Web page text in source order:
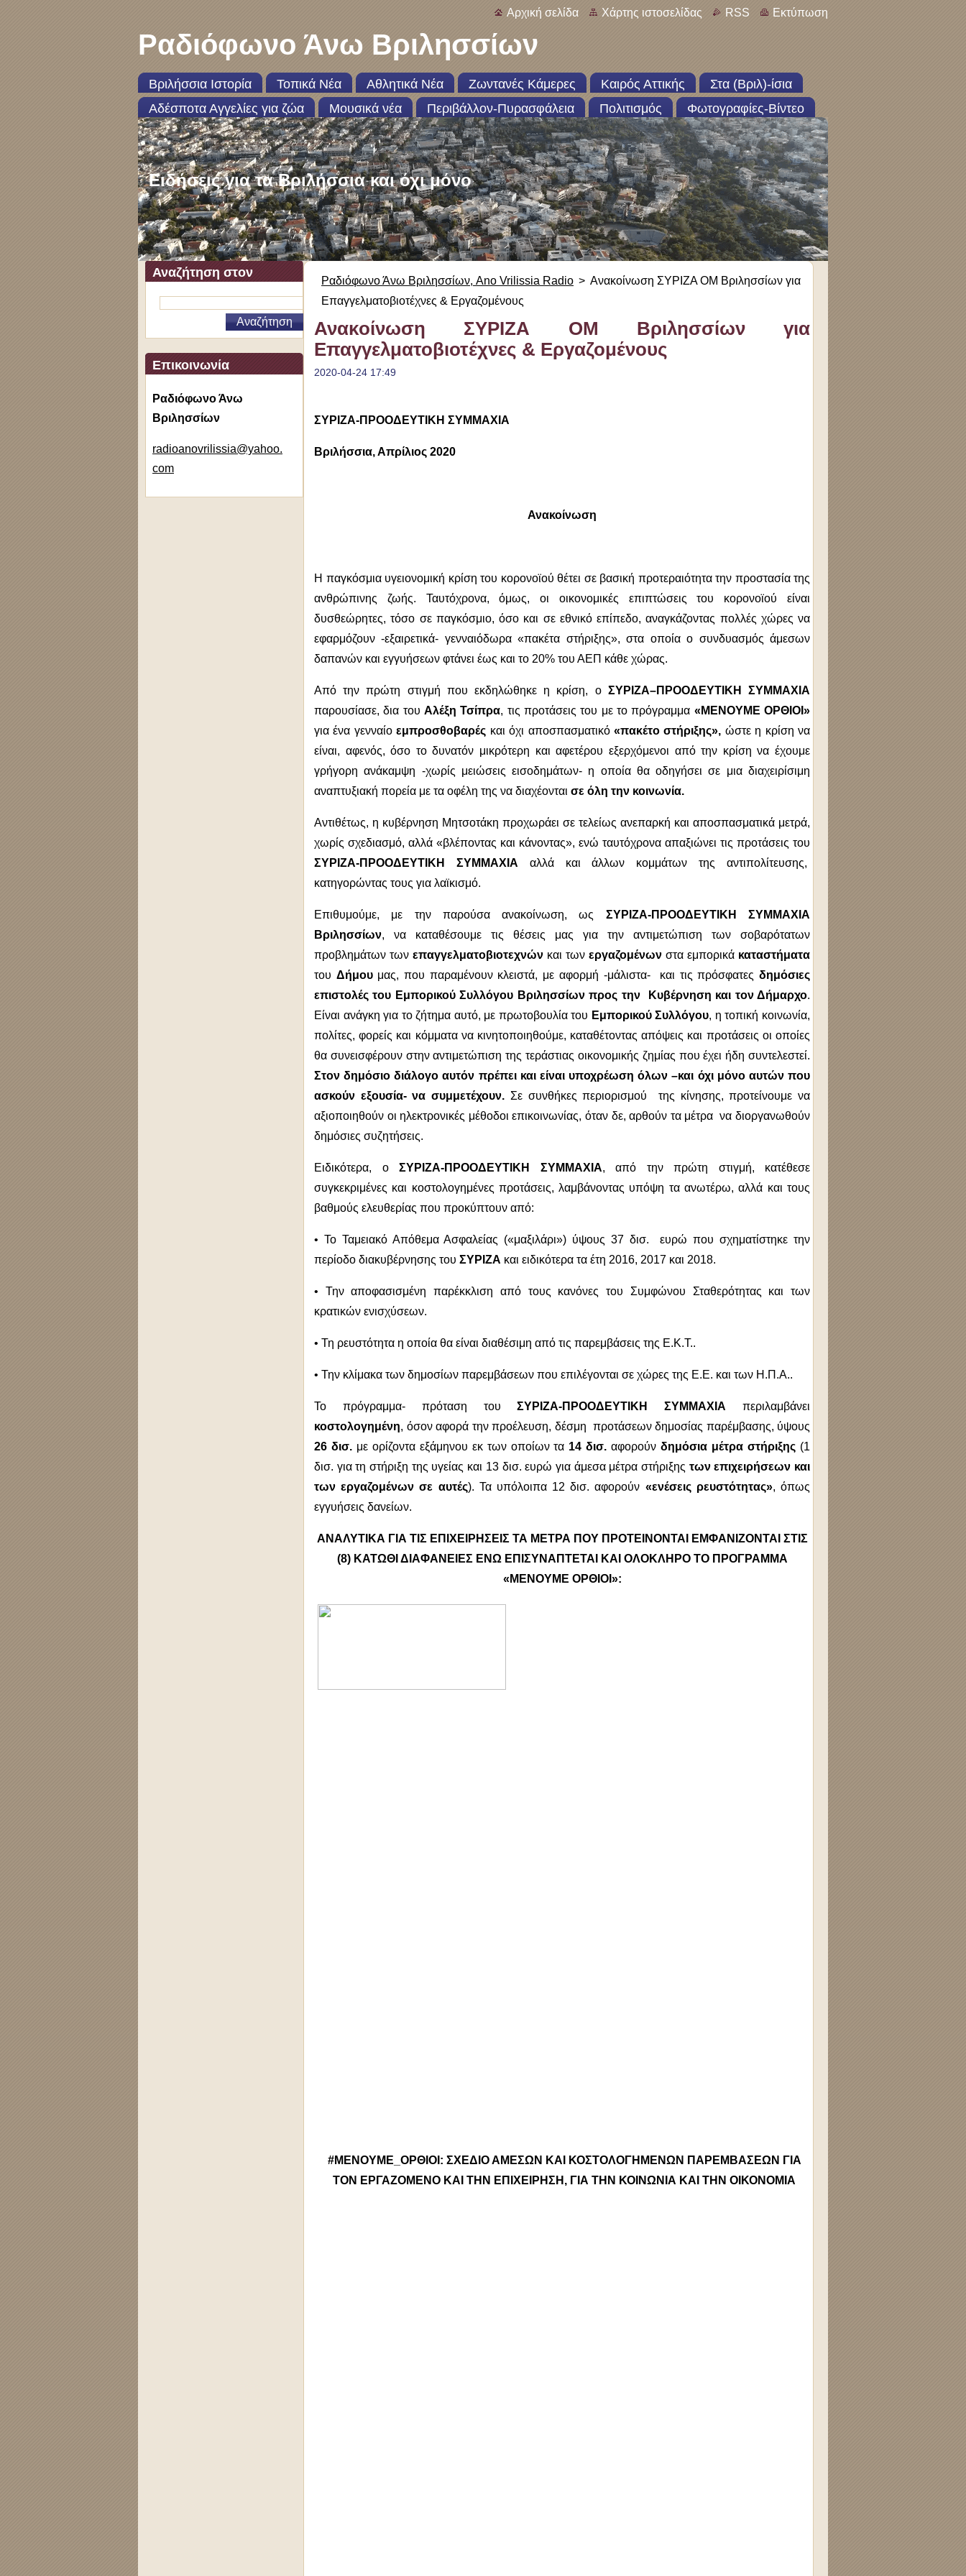
Αρχική σελίδα Χάρτης ιστοσελίδας RSS Εκτύπωση
Ραδιόφωνο Άνω Βριλησσίων
Βριλήσσια Ιστορία Τοπικά Νέα Αθλητικά Νέα Ζωντανές Κάμερες Καιρός Αττικής
Στα (Βριλ)-ίσια
Αδέσποτα Αγγελίες για ζώα
Μουσικά νέα Περιβάλλον-Πυρασφάλεια Πολιτισμός Φωτογραφίες-Βίντεο
Ειδήσεις για τα Βριλήσσια και όχι μόνο
Αναζήτηση στον
ιστότοπο
Επικοινωνία
Ραδιόφωνο Άνω
Βριλησσίων
radioanovrilissia@yahoo.
com
Ραδιόφωνο Άνω Βριλησσίων, Ano Vrilissia Radio > Ανακοίνωση ΣΥΡΙΖΑ ΟΜ Βριλησσίων για
Επαγγελματοβιοτέχνες & Εργαζομένους
Ανακοίνωση ΣΥΡΙΖΑ ΟΜ Βριλησσίων για
Επαγγελματοβιοτέχνες & Εργαζομένους
2020-04-24 17:49
ΣΥΡΙΖΑ-ΠΡΟΟΔΕΥΤΙΚΗ ΣΥΜΜΑΧΙΑ
Βριλήσσια, Απρίλιος 2020
Ανακοίνωση
Η παγκόσμια υγειονομική κρίση του κορονοϊού θέτει σε βασική προτεραιότητα την προστασία της
ανθρώπινης ζωής. Ταυτόχρονα, όμως, οι οικονομικές επιπτώσεις του κορονοϊού είναι
δυσθεώρητες, τόσο σε παγκόσμιο, όσο και σε εθνικό επίπεδο, αναγκάζοντας πολλές χώρες να
εφαρμόζουν -εξαιρετικά- γενναιόδωρα «πακέτα στήριξης», στα οποία ο συνδυασμός άμεσων
δαπανών και εγγυήσεων φτάνει έως και το 20% του ΑΕΠ κάθε χώρας.
Από την πρώτη στιγμή που εκδηλώθηκε η κρίση, ο ΣΥΡΙΖΑ–ΠΡΟΟΔΕΥΤΙΚΗ ΣΥΜΜΑΧΙΑ
παρουσίασε, δια του Αλέξη Τσίπρα, τις προτάσεις του με το πρόγραμμα «ΜΕΝΟΥΜΕ ΟΡΘΙΟΙ»
για ένα γενναίοεμπροσθοβαρές και όχι αποσπασματικό «πακέτο στήριξης», ώστε η κρίση να
είναι, αφενός, όσο το δυνατόν μικρότερη και αφετέρου εξερχόμενοι από την κρίση να έχουμε
γρήγορη ανάκαμψη -χωρίς μειώσεις εισοδημάτων- η οποία θα οδηγήσει σε μια διαχειρίσιμη
αναπτυξιακή πορεία με τα οφέλη της να διαχέονται σε όλη την κοινωνία.
Αντιθέτως, η κυβέρνηση Μητσοτάκη προχωράει σε τελείως ανεπαρκή και αποσπασματικά μετρά,
χωρίς σχεδιασμό, αλλά «βλέποντας και κάνοντας», ενώ ταυτόχρονα απαξιώνει τις προτάσεις του
ΣΥΡΙΖΑ-ΠΡΟΟΔΕΥΤΙΚΗ ΣΥΜΜΑΧΙΑ αλλά και άλλων κομμάτων της αντιπολίτευσης,
κατηγορώντας τους για λαϊκισμό.
Επιθυμούμε, με την παρούσα ανακοίνωση, ως ΣΥΡΙΖΑ-ΠΡΟΟΔΕΥΤΙΚΗ ΣΥΜΜΑΧΙΑ
Βριλησσίων, να καταθέσουμε τις θέσεις μας για την αντιμετώπιση των σοβαρότατων
προβλημάτων των επαγγελματοβιοτεχνών και των εργαζομένων στα εμπορικά καταστήματα
του Δήμουμας, που παραμένουν κλειστά, με αφορμή -μάλιστα- και τις πρόσφατεςδημόσιες
επιστολές του Εμπορικού Συλλόγου Βριλησσίων προς την Κυβέρνηση και τον Δήμαρχο.
Είναι ανάγκη για το ζήτημα αυτό, με πρωτοβουλία του Εμπορικού Συλλόγου, η τοπική κοινωνία,
πολίτες, φορείς και κόμματα να κινητοποιηθούμε, καταθέτοντας απόψεις και προτάσεις οι οποίες
θα συνεισφέρουν στην αντιμετώπιση της τεράστιας οικονομικής ζημίας που έχει ήδη συντελεστεί.
Στον δημόσιο διάλογο αυτόν πρέπει και είναι υποχρέωση όλων –και όχι μόνο αυτών που
ασκούν εξουσία- να συμμετέχουν. Σε συνθήκες περιορισμού της κίνησης, προτείνουμε να
αξιοποιηθούν οι ηλεκτρονικές μέθοδοι επικοινωνίας, όταν δε, αρθούν τα μέτρα να διοργανωθούν
δημόσιες συζητήσεις.
Ειδικότερα, ο ΣΥΡΙΖΑ-ΠΡΟΟΔΕΥΤΙΚΗ ΣΥΜΜΑΧΙΑ, από την πρώτη στιγμή, κατέθεσε
συγκεκριμένες και κοστολογημένες προτάσεις, λαμβάνοντας υπόψη τα ανωτέρω, αλλά και τους
βαθμούς ελευθερίας που προκύπτουν από:
• Το Ταμειακό Απόθεμα Ασφαλείας («μαξιλάρι») ύψους 37 δισ. ευρώ που σχηματίστηκε την
περίοδο διακυβέρνησης του ΣΥΡΙΖΑ και ειδικότερα τα έτη 2016, 2017 και 2018.
• Την αποφασισμένη παρέκκλιση από τους κανόνες του Συμφώνου Σταθερότητας και των
κρατικών ενισχύσεων.
• Τη ρευστότητα η οποία θα είναι διαθέσιμη από τις παρεμβάσεις της Ε.Κ.Τ..
• Την κλίμακα των δημοσίων παρεμβάσεων που επιλέγονται σε χώρες της Ε.Ε. και των Η.Π.Α..
Το πρόγραμμα- πρόταση τουΣΥΡΙΖΑ-ΠΡΟΟΔΕΥΤΙΚΗ ΣΥΜΜΑΧΙΑ περιλαμβάνει
κοστολογημένη, όσον αφορά την προέλευση, δέσμη προτάσεων δημοσίας παρέμβασης, ύψους
26 δισ.με ορίζοντα εξάμηνου εκ των οποίων τα 14 δισ. αφορούνδημόσια μέτρα στήριξης (1
δισ. για τη στήριξη της υγείας και 13 δισ. ευρώ για άμεσα μέτρα στήριξης των επιχειρήσεων και
των εργαζομένων σε αυτές). Τα υπόλοιπα 12 δισ. αφορούν «ενέσεις ρευστότητας», όπως
εγγυήσεις δανείων.
ΑΝΑΛΥΤΙΚΑ ΓΙΑ ΤΙΣ ΕΠΙΧΕΙΡΗΣΕΙΣ ΤΑ ΜΕΤΡΑ ΠΟΥ ΠΡΟΤΕΙΝΟΝΤΑΙ ΕΜΦΑΝΙΖΟΝΤΑΙ ΣΤΙΣ
(8) ΚΑΤΩΘΙ ΔΙΑΦΑΝΕΙΕΣ ΕΝΩ ΕΠΙΣΥΝΑΠΤΕΤΑΙ ΚΑΙ ΟΛΟΚΛΗΡΟ ΤΟ ΠΡΟΓΡΑΜΜΑ
«ΜΕΝΟΥΜΕ ΟΡΘΙΟΙ»:
#ΜΕΝΟΥΜΕ_ΟΡΘΙΟΙ: ΣΧΕΔΙΟ ΑΜΕΣΩΝ ΚΑΙ ΚΟΣΤΟΛΟΓΗΜΕΝΩΝ ΠΑΡΕΜΒΑΣΕΩΝ ΓΙΑ
ΤΟΝ ΕΡΓΑΖΟΜΕΝΟ ΚΑΙ ΤΗΝ ΕΠΙΧΕΙΡΗΣΗ, ΓΙΑ ΤΗΝ ΚΟΙΝΩΝΙΑ ΚΑΙ ΤΗΝ ΟΙΚΟΝΟΜΙΑ